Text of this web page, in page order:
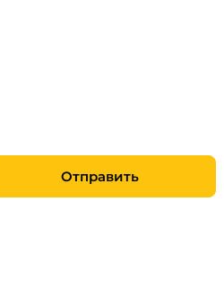
Отправить